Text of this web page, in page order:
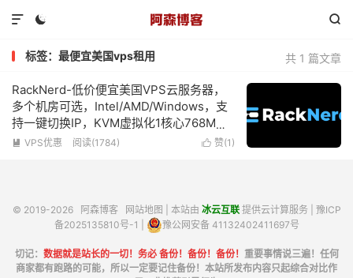
 

共 1 篇文章
标签：最便宜美国vps租用
RackNerd-低价便宜美国VPS云服务器，
多个机房可选，Intel/AMD/Windows，支
持一键切换IP，KVM虚拟化1核心768M内
存1Gbps带宽低至$10.18/年
 赞(1 )
 VPS优惠 阅读(1784)
© 2019-2026 阿森博客 网站地图 | 本站由 冰云互联提供云计算服务 | 豫ICP
备2025135810号-1
豫公网安备 41132402411697号
切记： 数据就是站长的一切！务必 备份！备份！备份！ 重要事情说三遍！任何
商家都有跑路的可能，所以一定要记住备份！本站所发布内容只起综合对比作